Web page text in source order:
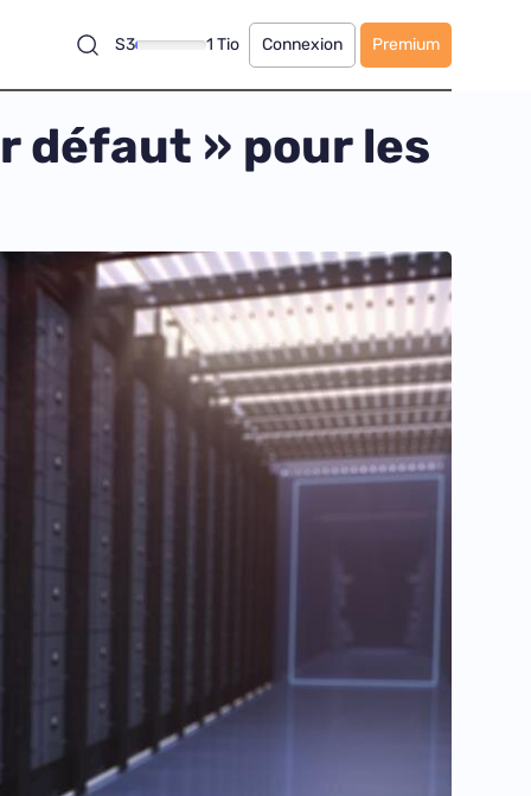
S3 1 Tio Connexion Premium
défaut » pour les